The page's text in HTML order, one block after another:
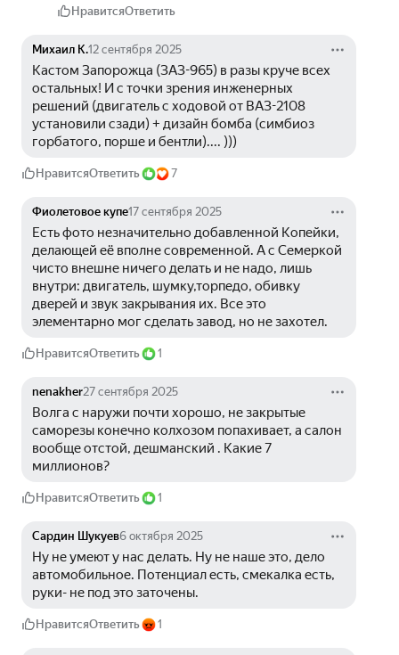
НравитсяОтветить
Михаил К.12 сентября 2025
Кастом Запорожца (ЗАЗ-965) в разы круче всех
остальных! И с точки зрения инженерных
решений (двигатель с ходовой от ВАЗ-2108
установили сзади) + дизайн бомба (симбиоз
горбатого, порше и бентли).... )))
НравитсяОтветить 7
Фиолетовое купе17 сентября 2025
Есть фото незначительно добавленной Копейки,
делающей её вполне современной. А с Семеркой
чисто внешне ничего делать и не надо, лишь
внутри: двигатель, шумку,торпедо, обивку
дверей и звук закрывания их. Все это
элементарно мог сделать завод, но не захотел.
НравитсяОтветить 1
nenakher27 сентября 2025
Волга с наружи почти хорошо, не закрытые
саморезы конечно колхозом попахивает, а салон
вообще отстой, дешманский . Какие 7
миллионов?
НравитсяОтветить 1
Сардин Шукуев6 октября 2025
Ну не умеют у нас делать. Ну не наше это, дело
автомобильное. Потенциал есть, смекалка есть,
руки- не под это заточены.
НравитсяОтветить 1